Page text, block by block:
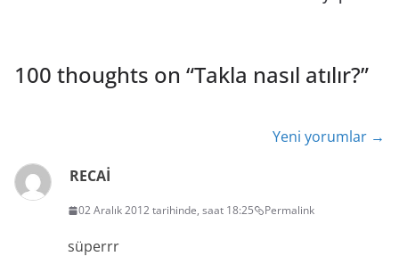
100 thoughts on “Takla nasıl atılır?”
dolaşımı
Yeni yorumlar →
RECAİ
02 Aralık 2012 tarihinde, saat 18:25 Permalink
süperrr